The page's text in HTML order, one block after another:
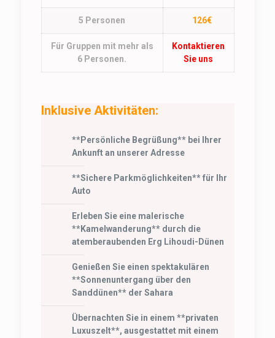
5 Personen 126€
Für Gruppen mit mehr als
6 Personen.
Kontaktieren
Sie uns
Inklusive Aktivitäten:
**Persönliche Begrüßung** bei Ihrer
Ankunft an unserer Adresse
**Sichere Parkmöglichkeiten** für Ihr
Auto
Erleben Sie eine malerische
**Kamelwanderung** durch die
atemberaubenden Erg Lihoudi-Dünen
Genießen Sie einen spektakulären
**Sonnenuntergang über den
Sanddünen** der Sahara
Übernachten Sie in einem **privaten
Luxuszelt**, ausgestattet mit einem